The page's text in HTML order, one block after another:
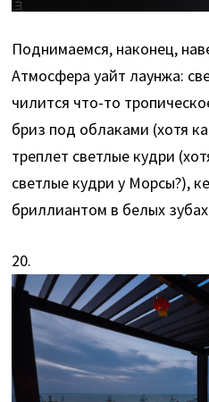
Поднимаемся, наконец,
Атмосфера уайт лаунжа:
чилится что-то
бриз под облаками (хотя
треплет светлые кудри
светлые кудри у Морсы?),
бриллиантом в белых
20.